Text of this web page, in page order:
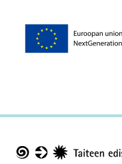
Logo
Kuva